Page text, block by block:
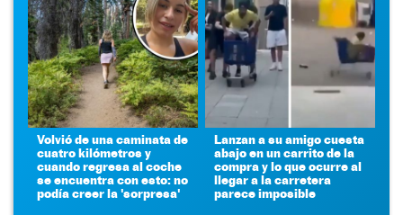
Volvió de una caminata de
cuatro kilómetros y
cuando regresa al coche
se encuentra con esto: no
podía creer la 'sorpresa'
Lanzan a su amigo cuesta
abajo en un carrito de la
compra y lo que ocurre al
llegar a la carretera
parece imposible